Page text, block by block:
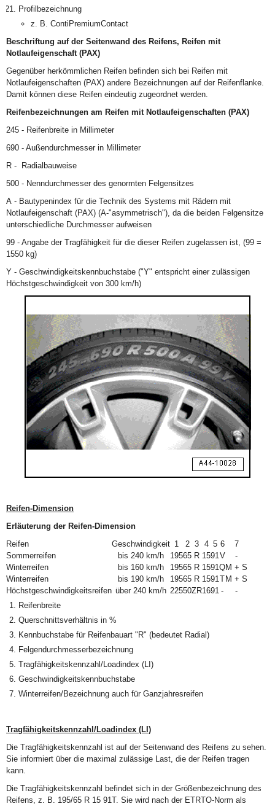
Profilbezeichnung
z. B. ContiPremiumContact
Beschriftung auf der Seitenwand des Reifens, Reifen mit
Notlaufeigenschaft (PAX)
Gegenüber herkömmlichen Reifen befinden sich bei Reifen mit
Notlaufeigenschaften (PAX) andere Bezeichnungen auf der Reifenflanke.
Damit können diese Reifen eindeutig zugeordnet werden.
Reifenbezeichnungen am Reifen mit Notlaufeigenschaften (PAX)
245 - Reifenbreite in Millimeter
690 - Außendurchmesser in Millimeter
R - Radialbauweise
500 - Nenndurchmesser des genormten Felgensitzes
A - Bautypenindex für die Technik des Systems mit Rädern mit
Notlaufeigenschaft (PAX) (A-"asymmetrisch"), da die beiden Felgensitze
unterschiedliche Durchmesser aufweisen
99 - Angabe der Tragfähigkeit für die dieser Reifen zugelassen ist, (99 =
1550 kg)
Y - Geschwindigkeitskennbuchstabe ("Y" entspricht einer zulässigen
Höchstgeschwindigkeit von 300 km/h)
Reifen-Dimension
Erläuterung der Reifen-Dimension
Reifen
Geschwindigkeit 1 2 3 4 5 6
7
Sommerreifen
bis 240 km/h 19565 R 1591V
-
Winterreifen
bis 160 km/h 19565 R 1591QM + S
Winterreifen
bis 190 km/h 19565 R 1591T M + S
Höchstgeschwindigkeitsreifen über 240 km/h 22550ZR1691 -
-
Reifenbreite
Querschnittsverhältnis in %
Kennbuchstabe für Reifenbauart "R" (bedeutet Radial)
Felgendurchmesserbezeichnung
Tragfähigkeitskennzahl/Loadindex (LI)
Geschwindigkeitskennbuchstabe
Winterreifen/Bezeichnung auch für Ganzjahresreifen
Tragfähigkeitskennzahl/Loadindex (LI)
Die Tragfähigkeitskennzahl ist auf der Seitenwand des Reifens zu sehen.
Sie informiert über die maximal zulässige Last, die der Reifen tragen
kann.
Die Tragfähigkeitskennzahl befindet sich in der Größenbezeichnung des
Reifens, z. B. 195/65 R 15 91T. Sie wird nach der ETRTO-Norm als